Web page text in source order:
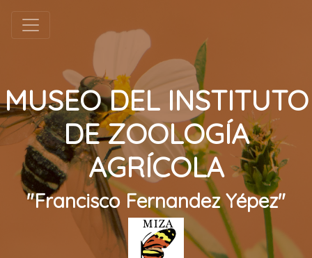
MUSEO DEL INSTITUTO
DE ZOOLOGÍA
AGRÍCOLA
"Francisco Fernandez Yépez"